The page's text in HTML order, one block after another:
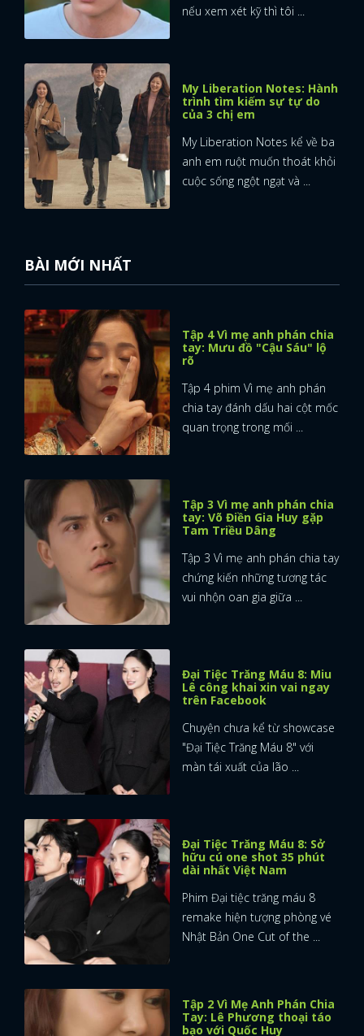
x
ĐĂNG NHẬP
nếu xem xét kỹ thì tôi ...
My Liberation Notes: Hành
trình tìm kiếm sự tự do
của 3 chị em
My Liberation Notes kể về ba
anh em ruột muốn thoát khỏi
cuộc sống ngột ngạt và ...
BÀI MỚI NHẤT
Tập 4 Vì mẹ anh phán chia
tay: Mưu đồ "Cậu Sáu" lộ
rõ
Tập 4 phim Vì mẹ anh phán
chia tay đánh dấu hai cột mốc
quan trọng trong mối ...
Tập 3 Vì mẹ anh phán chia
tay: Võ Điền Gia Huy gặp
Tam Triều Dâng
Tập 3 Vì mẹ anh phán chia tay
chứng kiến những tương tác
vui nhộn oan gia giữa ...
Đại Tiệc Trăng Máu 8: Miu
Lê công khai xin vai ngay
trên Facebook
Chuyện chưa kể từ showcase
"Đại Tiệc Trăng Máu 8" với
màn tái xuất của lão ...
Đại Tiệc Trăng Máu 8: Sở
hữu cú one shot 35 phút
dài nhất Việt Nam
Phim Đại tiệc trăng máu 8
remake hiện tượng phòng vé
Nhật Bản One Cut of the ...
Tập 2 Vì Mẹ Anh Phán Chia
Tay: Lê Phương thoại táo
bạo với Quốc Huy